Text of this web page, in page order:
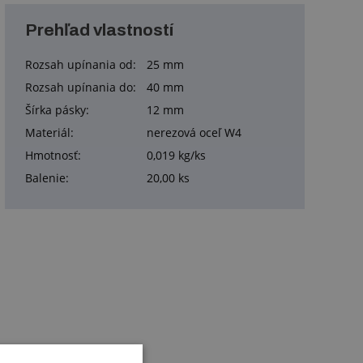
Prehľad vlastností
Rozsah upínania od:
25 mm
Rozsah upínania do:
40 mm
Šírka pásky:
12 mm
Materiál:
nerezová oceľ W4
Hmotnosť:
0,019 kg/ks
Balenie:
20,00 ks